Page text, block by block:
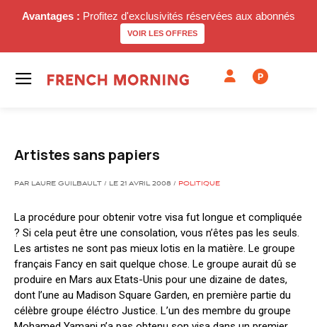
Avantages : Profitez d'exclusivités réservées aux abonnés
VOIR LES OFFRES
P
Artistes sans papiers
PAR LAURE GUILBAULT / LE 21 AVRIL 2008 / POLITIQUE
La procédure pour obtenir votre visa fut longue et compliquée
? Si cela peut être une consolation, vous n’êtes pas les seuls.
Les artistes ne sont pas mieux lotis en la matière. Le groupe
français Fancy en sait quelque chose. Le groupe aurait dû se
produire en Mars aux Etats-Unis pour une dizaine de dates,
dont l’une au Madison Square Garden, en première partie du
célèbre groupe éléctro Justice. L’un des membre du groupe